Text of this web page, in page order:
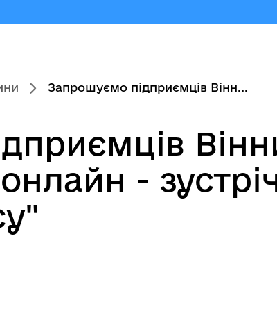
Запрошуємо підприємців Вінн...
-